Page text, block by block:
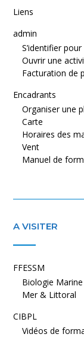
Liens
admin
S’identifier
Ouvrir une
Facturation de
Encadrants
Organiser une
Carte
Horaires des
Vent
Manuel de
A VISITER
FFESSM
Biologie Marine
Mer & Littoral
CIBPL
Vidéos de